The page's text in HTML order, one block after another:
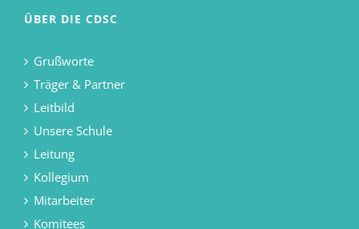
ÜBER DIE CDSC
Grußworte
Träger & Partner
Leitbild
Unsere Schule
Leitung
Kollegium
Mitarbeiter
Komitees